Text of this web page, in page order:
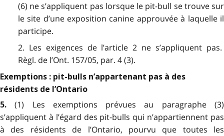
(6) ne s’appliquent pas lorsque le pit-bull se trouve sur
le site d’une exposition canine approuvée à laquelle il
participe.
2. Les exigences de l’article 2 ne s’appliquent pas.
Règl. de l’Ont. 157/05, par. 4 (3).
Exemptions : pit-bulls n’appartenant pas à des
résidents de l’Ontario
5.(1) Les exemptions prévues au paragraphe (3)
s’appliquent à l’égard des pit-bulls qui n’appartiennent pas
à des résidents de l’Ontario, pourvu que toutes les